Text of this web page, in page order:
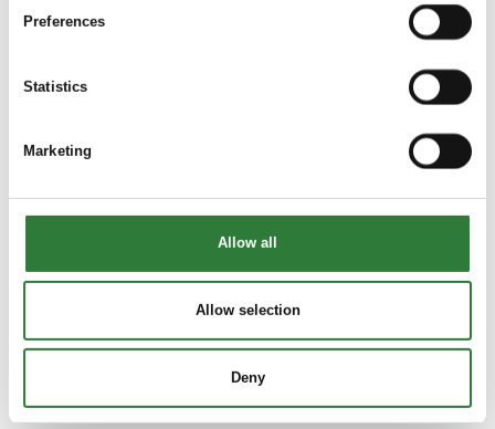
Preferences
Statistics
Marketing
Allow all
Allow selection
Deny